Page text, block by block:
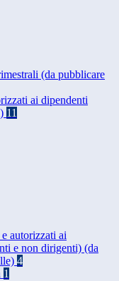
(da pubblicare
ai dipendenti
11
autorizzati ai
e non dirigenti) (da
4
1